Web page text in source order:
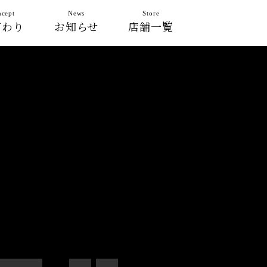
り お知らせ
News
店舗一覧
Store